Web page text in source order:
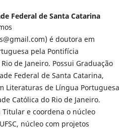
Federal de Santa Catarina
é doutora em
pela Pontifícia
de Janeiro. Possui Graduação
Federal de Santa Catarina,
Literaturas de Língua Portuguesa
Católica do Rio de Janeiro.
e coordena o núcleo
núcleo com projetos